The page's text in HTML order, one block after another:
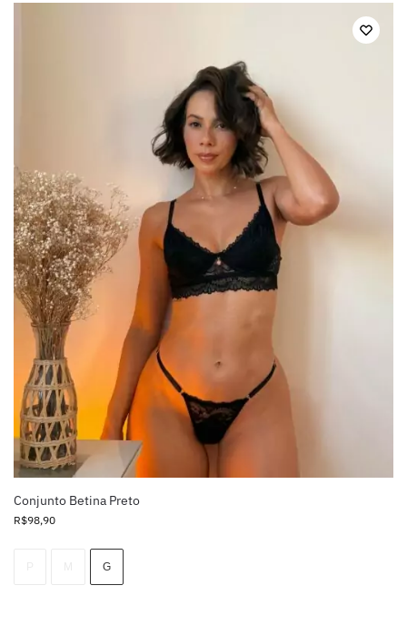
Conjunto Betina Preto
R$98,90
G